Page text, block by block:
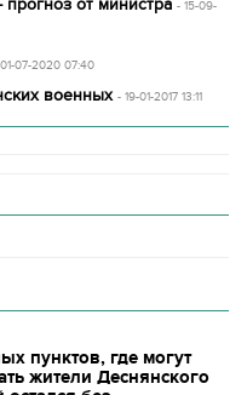
от министра - 15-09-
07-2020 07:40
военных - 19-01-2017 13:11
пунктов, где могут
жители Деснянского